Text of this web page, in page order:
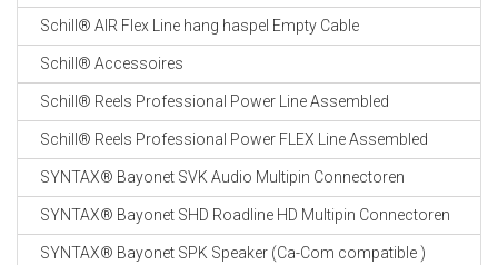
Schill® AIR Flex Line hang haspel Empty Cable
Schill® Accessoires
Schill® Reels Professional Power Line Assembled
Schill® Reels Professional Power FLEX Line Assembled
SYNTAX® Bayonet SVK Audio Multipin Connectoren
SYNTAX® Bayonet SHD Roadline HD Multipin Connectoren
SYNTAX® Bayonet SPK Speaker (Ca-Com compatible )